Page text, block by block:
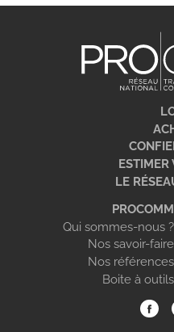
ESTIMER
LE
PROCOMM
Qui sommes-nous ?
Nos savoir-faire
Nos références
Boite à outils